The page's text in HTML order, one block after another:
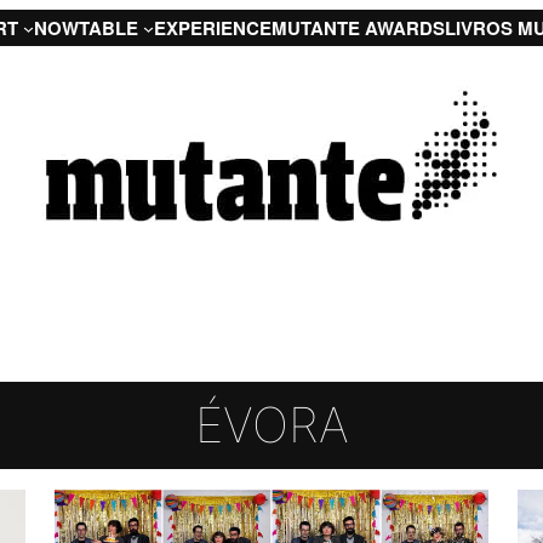
NOWTABLE EXPERIENCEMUTANTE AWARDSLIVROS
ÉVORA